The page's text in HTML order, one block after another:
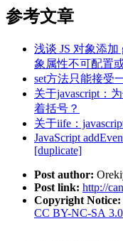
参考文章
浅谈 JS 对象添加
象属性不可配置
set方法只能接受
关于javascript：
着括号？
关于iife：
JavaScript
[duplicate]
Post author:
Post link: http://
Copyright Notice:
CC BY-NC-SA 3.0